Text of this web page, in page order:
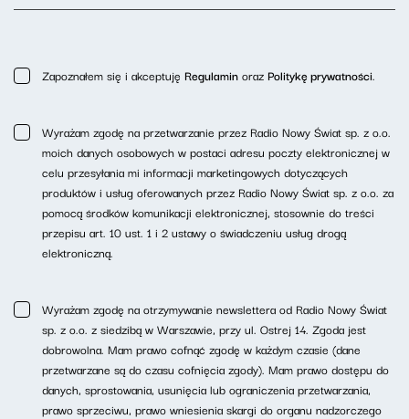
Zapoznałem się i akceptuję Regulamin oraz Politykę prywatności.
Wyrażam zgodę na przetwarzanie przez Radio Nowy Świat sp. z o.o.
moich danych osobowych w postaci adresu poczty elektronicznej w
celu przesyłania mi informacji marketingowych dotyczących
produktów i usług oferowanych przez Radio Nowy Świat sp. z o.o. za
pomocą środków komunikacji elektronicznej, stosownie do treści
przepisu art. 10 ust. 1 i 2 ustawy o świadczeniu usług drogą
elektroniczną.
Wyrażam zgodę na otrzymywanie newslettera od Radio Nowy Świat
sp. z o.o. z siedzibą w Warszawie, przy ul. Ostrej 14. Zgoda jest
dobrowolna. Mam prawo cofnąć zgodę w każdym czasie (dane
przetwarzane są do czasu cofnięcia zgody). Mam prawo dostępu do
danych, sprostowania, usunięcia lub ograniczenia przetwarzania,
prawo sprzeciwu, prawo wniesienia skargi do organu nadzorczego